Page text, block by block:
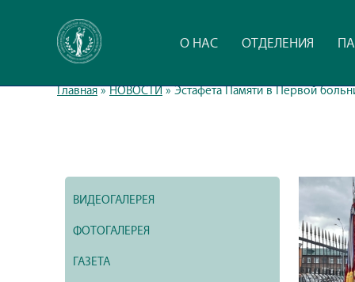
О НАС ОТДЕЛЕНИЯ
Главная»НОВОСТИ»Эстафета Памяти в Первой
ВИДЕОГАЛЕРЕЯ
ФОТОГАЛЕРЕЯ
ГАЗЕТА